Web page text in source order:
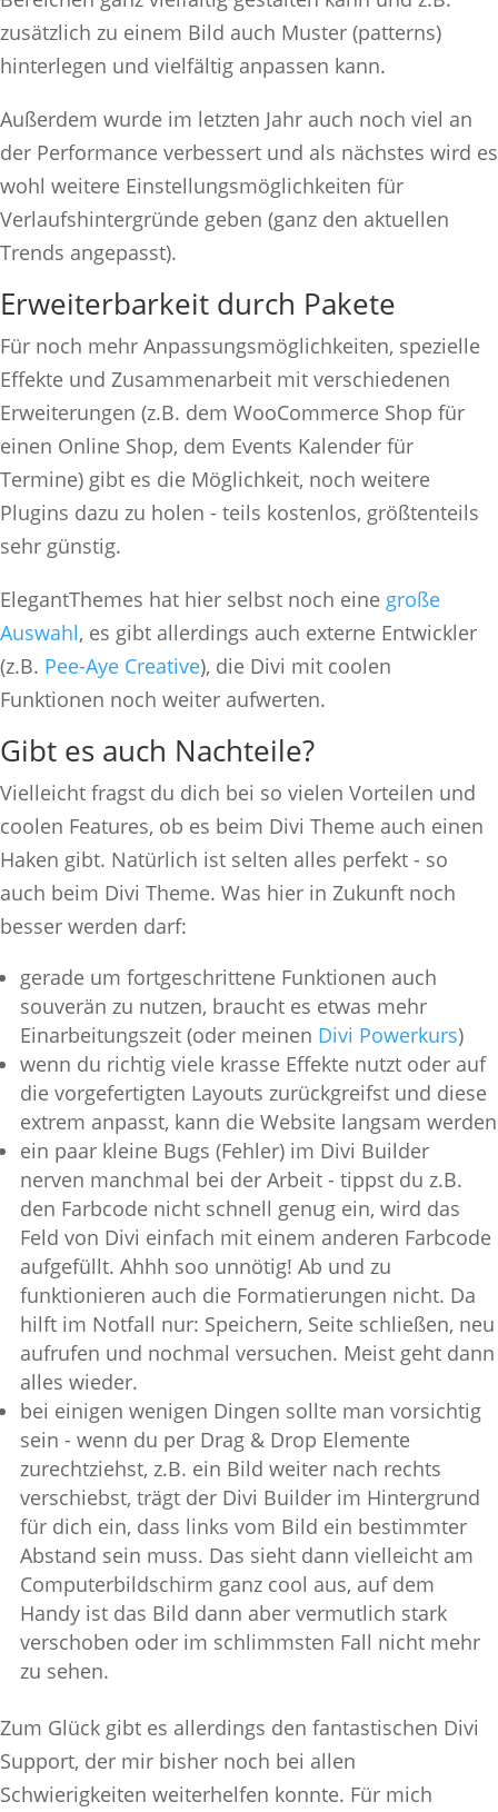
zusätzlich zu einem Bild auch Muster (patterns)
hinterlegen und vielfältig anpassen kann.
Außerdem wurde im letzten Jahr auch noch viel an
der Performance verbessert und als nächstes wird es
wohl weitere Einstellungsmöglichkeiten für
Verlaufshintergründe geben (ganz den aktuellen
Trends angepasst).
Erweiterbarkeit durch Pakete
Für noch mehr Anpassungsmöglichkeiten, spezielle
Effekte und Zusammenarbeit mit verschiedenen
Erweiterungen (z.B. dem WooCommerce Shop für
einen Online Shop, dem Events Kalender für
Termine) gibt es die Möglichkeit, noch weitere
Plugins dazu zu holen - teils kostenlos, größtenteils
sehr günstig.
ElegantThemes hat hier selbst noch eine große
Auswahl, es gibt allerdings auch externe Entwickler
(z.B. Pee-Aye Creative), die Divi mit coolen
Funktionen noch weiter aufwerten.
Gibt es auch Nachteile?
Vielleicht fragst du dich bei so vielen Vorteilen und
coolen Features, ob es beim Divi Theme auch einen
Haken gibt. Natürlich ist selten alles perfekt - so
auch beim Divi Theme. Was hier in Zukunft noch
besser werden darf:
gerade um fortgeschrittene Funktionen auch
souverän zu nutzen, braucht es etwas mehr
Einarbeitungszeit (oder meinen Divi Powerkurs)
wenn du richtig viele krasse Effekte nutzt oder auf
die vorgefertigten Layouts zurückgreifst und diese
extrem anpasst, kann die Website langsam werden
ein paar kleine Bugs (Fehler) im Divi Builder
nerven manchmal bei der Arbeit - tippst du z.B.
den Farbcode nicht schnell genug ein, wird das
Feld von Divi einfach mit einem anderen Farbcode
aufgefüllt. Ahhh soo unnötig! Ab und zu
funktionieren auch die Formatierungen nicht. Da
hilft im Notfall nur: Speichern, Seite schließen, neu
aufrufen und nochmal versuchen. Meist geht dann
alles wieder.
bei einigen wenigen Dingen sollte man vorsichtig
sein - wenn du per Drag & Drop Elemente
zurechtziehst, z.B. ein Bild weiter nach rechts
verschiebst, trägt der Divi Builder im Hintergrund
für dich ein, dass links vom Bild ein bestimmter
Abstand sein muss. Das sieht dann vielleicht am
Computerbildschirm ganz cool aus, auf dem
Handy ist das Bild dann aber vermutlich stark
verschoben oder im schlimmsten Fall nicht mehr
zu sehen.
Zum Glück gibt es allerdings den fantastischen Divi
Support, der mir bisher noch bei allen
Schwierigkeiten weiterhelfen konnte. Für mich